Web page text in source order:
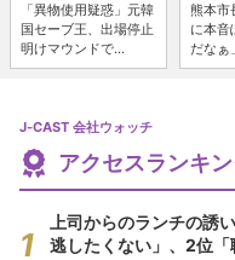
「異物使用疑惑」元韓
国セーブ王、出場停止
明けマウンドで...
熊本市
に本音
だな
J-CAST 会社ウォッチ
アクセスランキ
上司からのランチの
逃したくない」、2位